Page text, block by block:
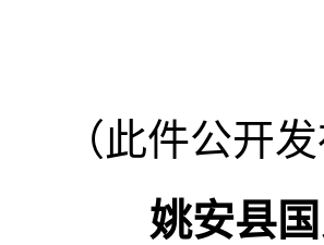
（此件公开发
姚安县